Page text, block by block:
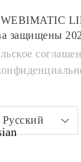
защищены
Русский